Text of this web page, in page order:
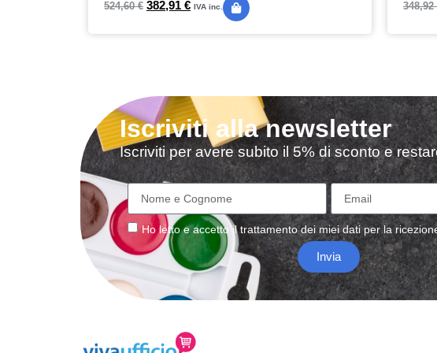
524,60€ 382,91 € IVA inc. 348,92
Iscriviti alla newsletter
Iscriviti per avere subito il 5% di sconto e
Ho letto e accetto iltrattamentodei miei dati per la
Invia